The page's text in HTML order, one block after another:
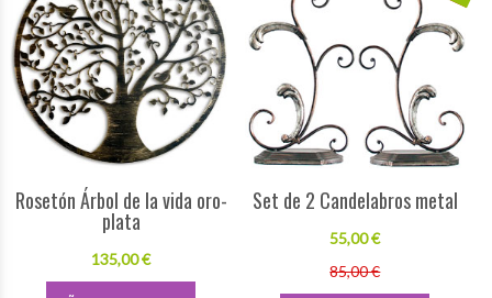
Rosetón Árbol de la vida oro-
plata
135,00 €
Set de 2 Candelabros metal
55,00 €
85,00 €